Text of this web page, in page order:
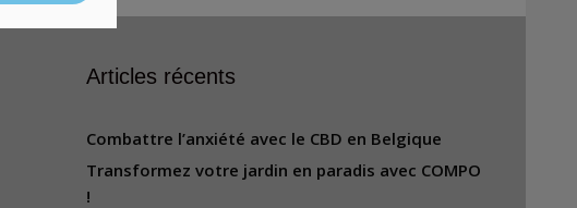
Articles récents
Combattre l’anxiété avec le CBD en Belgique
Transformez votre jardin en paradis avec COMPO
!